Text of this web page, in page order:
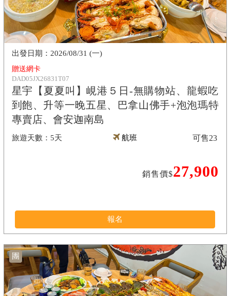
贈送網卡
DAD05JX26831T07
星宇【夏夏叫】峴港５日-無購物站、龍蝦吃
到飽、升等一晚五星、巴拿山佛手+泡泡瑪特
專賣店、會安迦南島
5天
2026/08/31 (一)
航班
銷售價$27,900
可售23
報名
團